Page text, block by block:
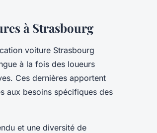
à Strasbourg
voiture Strasbourg
à la fois des loueurs
Ces dernières apportent
aux besoins spécifiques des
et une diversité de